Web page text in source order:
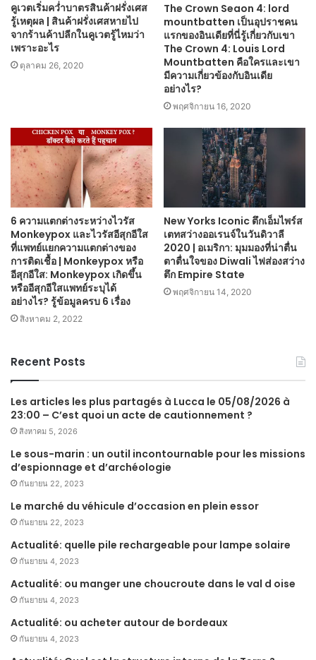
คูเวตเริ่มคว่ำบาตรสินค้าฝรั่งเศส
รู้เหตุผล | สินค้าฝรั่งเศสหายไป
จากร้านค้าปลีกในคูเวตรู้ไหมว่า
เพราะอะไร
ตุลาคม 26, 2020
The Crown Seaon 4: lord
mountbatten เป็นอุปราชคน
แรกของอินเดียที่นี่รู้เกี่ยวกับเขา
The Crown 4: Louis Lord
Mountbatten คือใครและเขา
มีความเกี่ยวข้องกับอินเดีย
อย่างไร?
พฤศจิกายน 16, 2020
6 ความแตกต่างระหว่างไวรัส
Monkeypox และไวรัสอีสุกอีใส
ที่แพทย์แยกความแตกต่างของ
การติดเชื้อ | Monkeypox หรือ
อีสุกอีใส: Monkeypox เกิดขึ้น
หรืออีสุกอีใสแพทย์ระบุได้
อย่างไร? รู้ข้อมูลครบ 6 เรื่อง
สิงหาคม 2, 2022
New Yorks Iconic ตึกเอ็มไพร์ส
เตทสว่างออเรนจ์ในวันดิวาลี
2020 | อเมริกา: มุมมองที่น่าตื่น
ตาตื่นใจของ Diwali ไฟส่องสว่าง
ตึก Empire State
พฤศจิกายน 14, 2020
Recent Posts
Les articles les plus partagés à Lucca le 05/08/2026 à
23:00 – C’est quoi un acte de cautionnement ?
สิงหาคม 5, 2026
Le sous-marin : un outil incontournable pour les missions
d’espionnage et d’archéologie
กันยายน 22, 2023
Le marché du véhicule d’occasion en plein essor
กันยายน 22, 2023
Actualité: quelle pile rechargeable pour lampe solaire
กันยายน 4, 2023
Actualité: ou manger une choucroute dans le val d oise
กันยายน 4, 2023
Actualité: ou acheter autour de bordeaux
กันยายน 4, 2023